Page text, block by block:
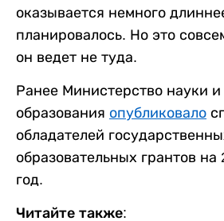
оказывается немного
планировалось. Но это
он ведет не туда.
Ранее Министерство науки
образования опубликовало
обладателей
образовательных грантов на
год.
Читайте также: